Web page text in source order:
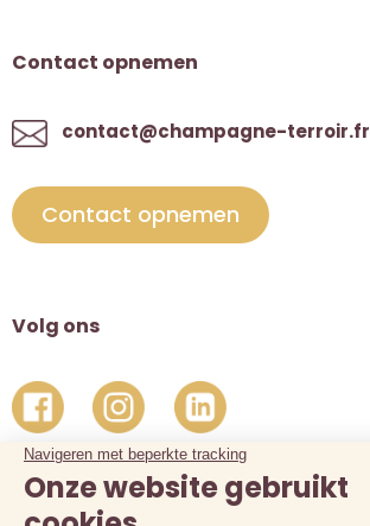
Contact opnemen
contact@champagne-terroir.fr
Contact opnemen
Volg ons